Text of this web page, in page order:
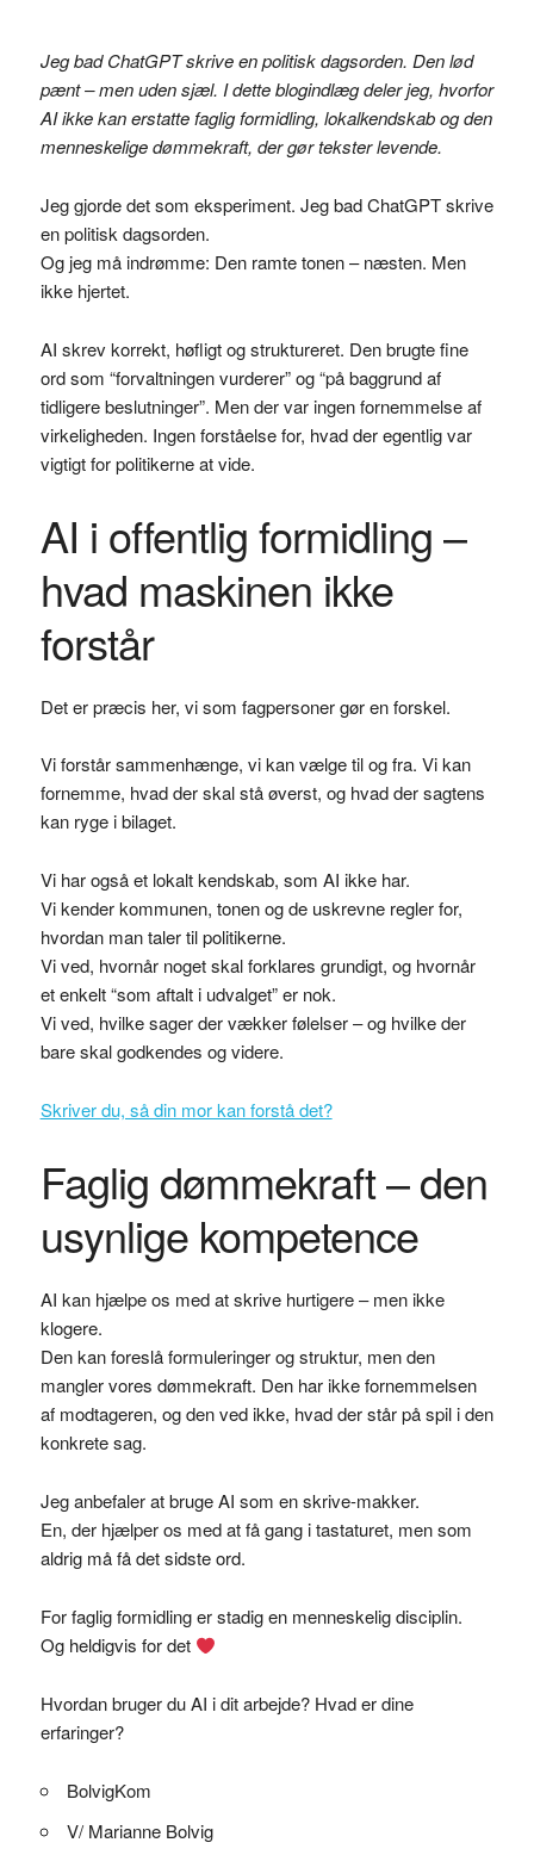
Jeg bad ChatGPT skrive en politisk dagsorden. Den lød
pænt – men uden sjæl. I dette blogindlæg deler jeg, hvorfor
AI ikke kan erstatte faglig formidling, lokalkendskab og den
menneskelige dømmekraft, der gør tekster levende.
Jeg gjorde det som eksperiment. Jeg bad ChatGPT skrive
en politisk dagsorden.
Og jeg må indrømme: Den ramte tonen – næsten. Men
ikke hjertet.
AI skrev korrekt, høfligt og struktureret. Den brugte fine
ord som “forvaltningen vurderer” og “på baggrund af
tidligere beslutninger”. Men der var ingen fornemmelse af
virkeligheden. Ingen forståelse for, hvad der egentlig var
vigtigt for politikerne at vide.
AI i offentlig formidling –
hvad maskinen ikke
forstår
Det er præcis her, vi som fagpersoner gør en forskel.
Vi forstår sammenhænge, vi kan vælge til og fra. Vi kan
fornemme, hvad der skal stå øverst, og hvad der sagtens
kan ryge i bilaget.
Vi har også et lokalt kendskab, som AI ikke har.
Vi kender kommunen, tonen og de uskrevne regler for,
hvordan man taler til politikerne.
Vi ved, hvornår noget skal forklares grundigt, og hvornår
et enkelt “som aftalt i udvalget” er nok.
Vi ved, hvilke sager der vækker følelser – og hvilke der
bare skal godkendes og videre.
Skriver du, så din mor kan forstå det?
Faglig dømmekraft – den
usynlige kompetence
AI kan hjælpe os med at skrive hurtigere – men ikke
klogere.
Den kan foreslå formuleringer og struktur, men den
mangler vores dømmekraft. Den har ikke fornemmelsen
af modtageren, og den ved ikke, hvad der står på spil i den
konkrete sag.
Jeg anbefaler at bruge AI som en skrive-makker.
En, der hjælper os med at få gang i tastaturet, men som
aldrig må få det sidste ord.
For faglig formidling er stadig en menneskelig disciplin.
Og heldigvis for det
Hvordan bruger du AI i dit arbejde? Hvad er dine
erfaringer?
BolvigKom
V/ Marianne Bolvig